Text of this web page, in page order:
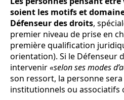
soient les motifs et
Défenseur des droits,
premier niveau de prise en
première qualification
orientation). Si le Défenseur
intervenir«selon ses modes
son ressort, la personne
institutionnels ou associatifs